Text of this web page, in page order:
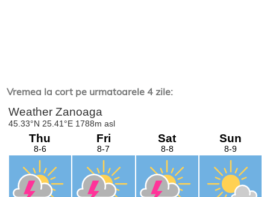
Vremea la cort pe urmatoarele 4 zile: